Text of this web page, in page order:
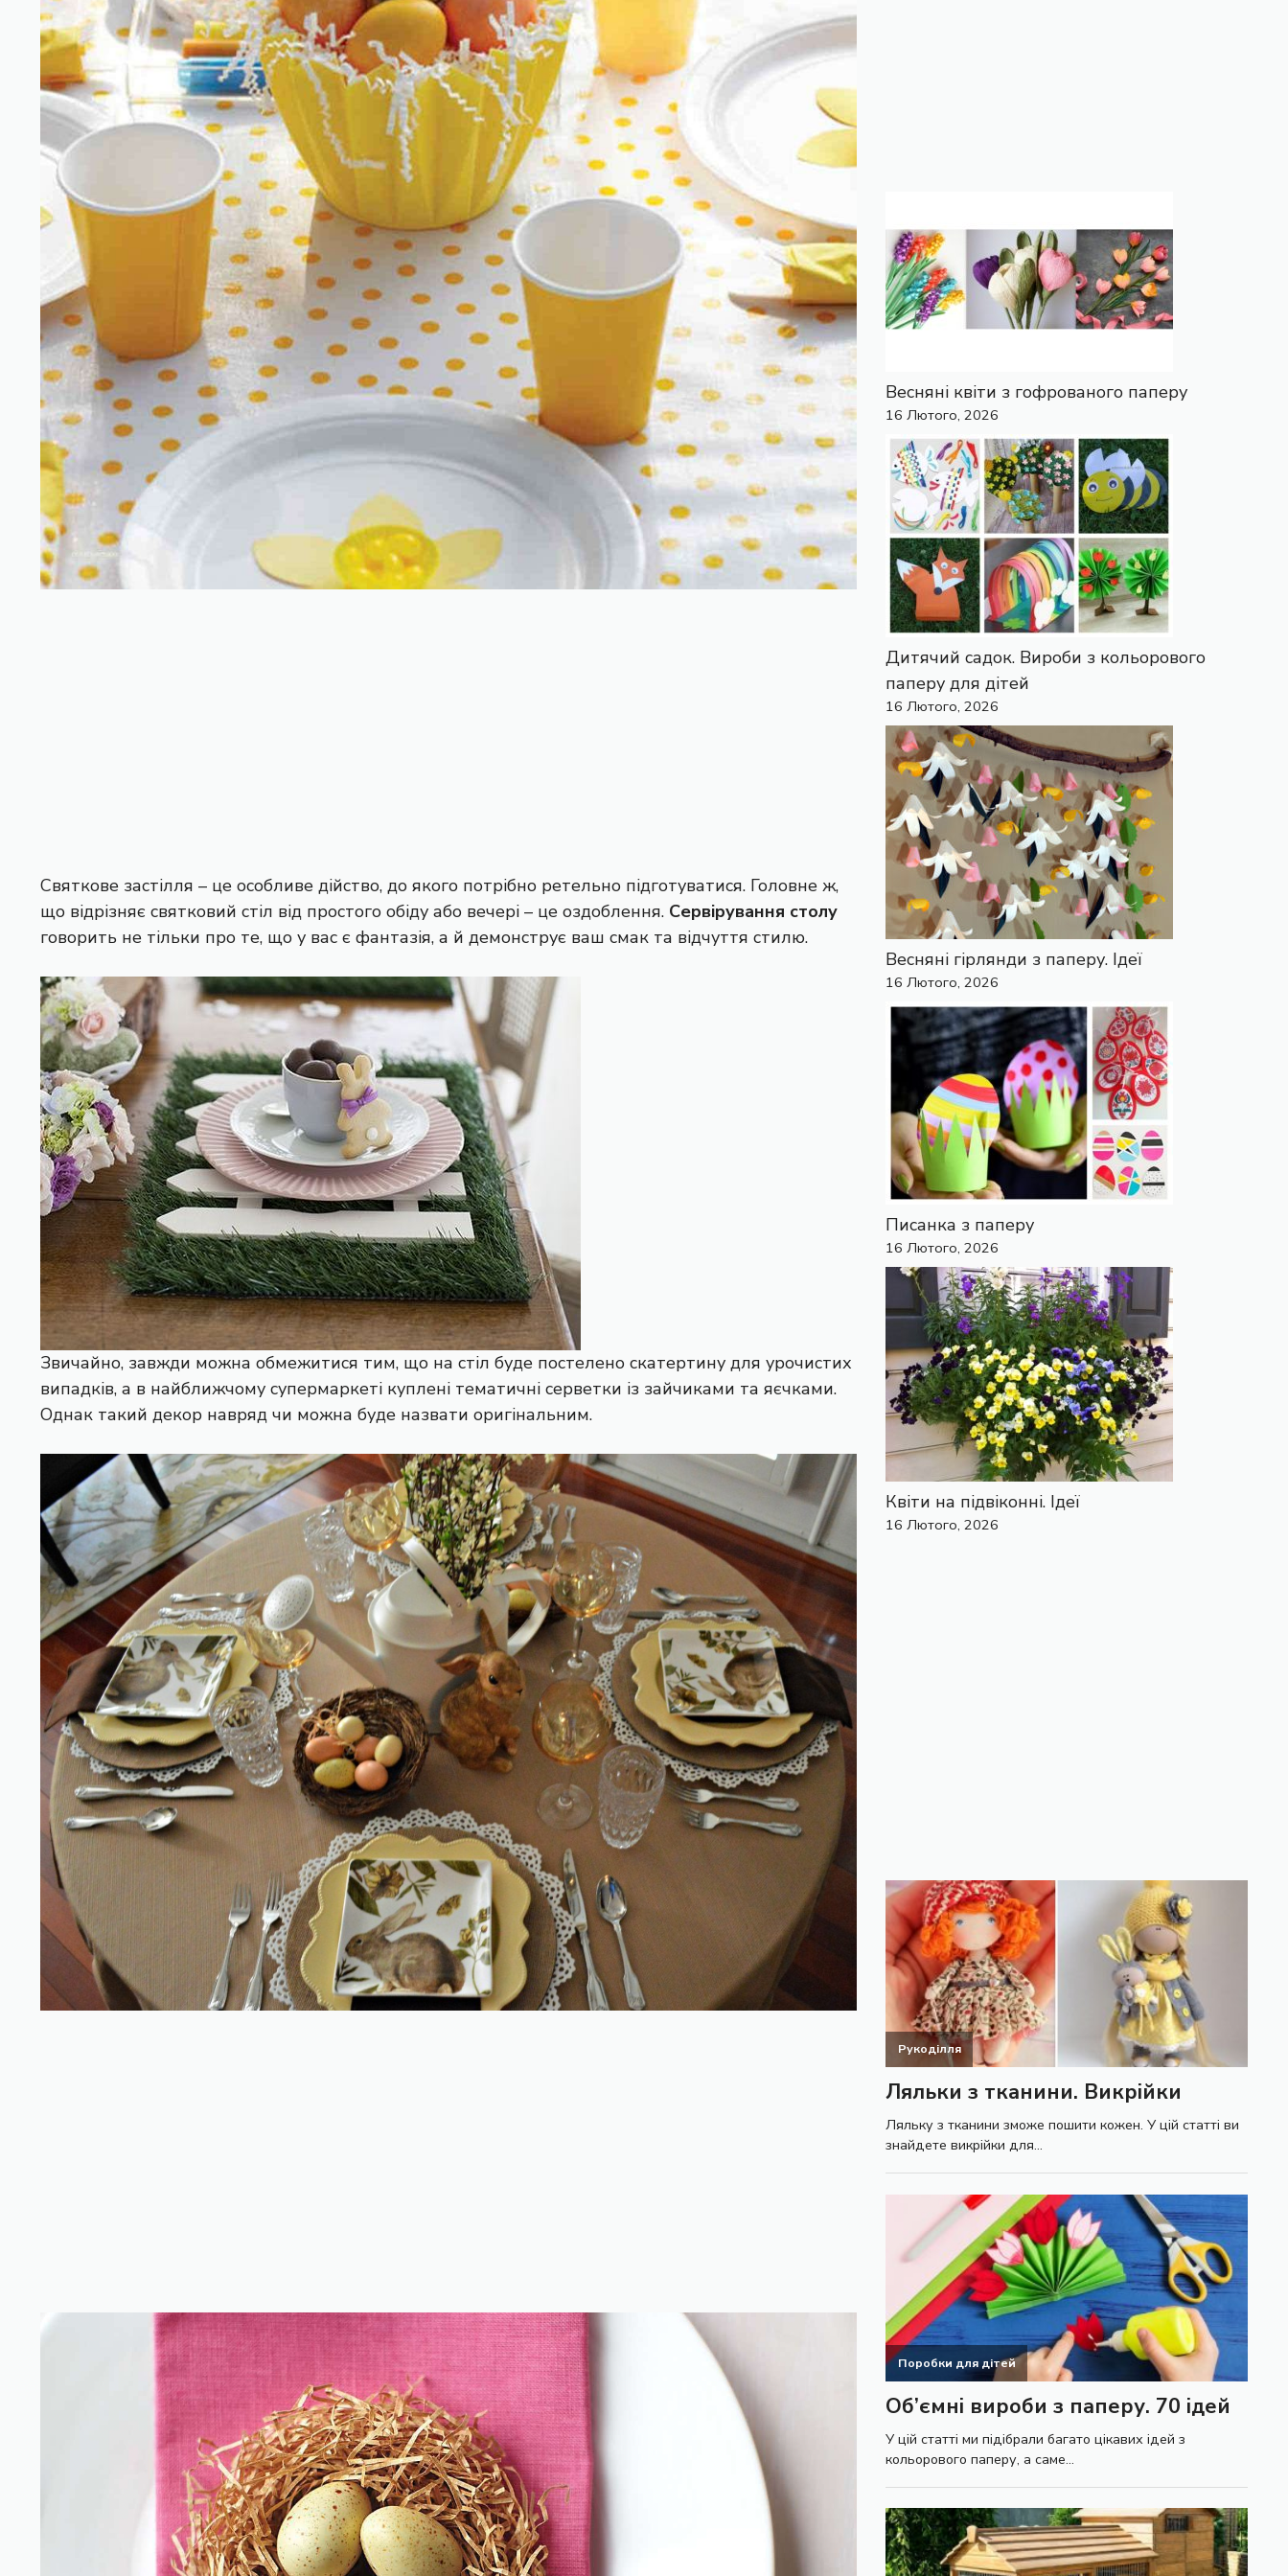
Святкове застілля – це особливе дійство, до якого потрібно ретельно підготуватися. Головне ж,
що відрізняє святковий стіл від простого обіду або вечері – це оздоблення. Сервірування столу
говорить не тільки про те, що у вас є фантазія, а й демонструє ваш смак та відчуття стилю.
Звичайно, завжди можна обмежитися тим, що на стіл буде постелено скатертину для урочистих
випадків, а в найближчому супермаркеті куплені тематичні серветки із зайчиками та яєчками.
Однак такий декор навряд чи можна буде назвати оригінальним.
Весняні квіти з гофрованого паперу
16 Лютого, 2026
Дитячий садок. Вироби з кольорового
паперу для дітей
16 Лютого, 2026
Весняні гірлянди з паперу. Ідеї
16 Лютого, 2026
Писанка з паперу
16 Лютого, 2026
Квіти на підвіконні. Ідеї
16 Лютого, 2026